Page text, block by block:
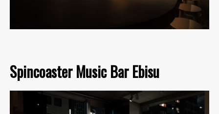
Spincoaster Music Bar Ebisu